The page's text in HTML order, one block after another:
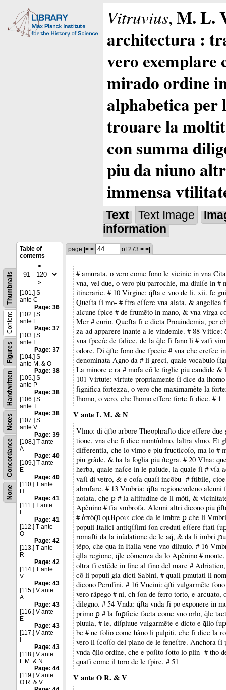
Vitruvius, M. L.
architectura :
vero exemplare
mirado ordine
alphabetica per
trouare la
con summa
piu da niuno
immensa
Text Text Image
information
None
Concordance
Notes
Handwritten
Figures
Content
Thumbnails
Table of
contents
<
>
[101.] S
ante C
Page: 36
[102.] S
ante E
Page: 37
[103.] S
ante I
Page: 37
[104.] S
ante M. & O
Page: 38
[105.] S
ante P
Page: 38
[106.] S
ante T
Page: 38
[107.] S
ante V
Page: 39
[108.] T ante
A
Page: 40
[109.] T ante
E
Page: 40
[110.] T ante
H
Page: 41
[111.] T ante
Page: 41
[112.] T ante
O
Page: 42
[113.] T ante
R
Page: 42
[114.] T ante
V
Page: 43
[115.] V ante
A
Page: 43
[116.] V ante
E
Page: 43
[117.] V ante
Page: 43
[118.] V ante
L M. & N
Page: 44
[119.] V ante
O R. & V
page |< < of 273 > >|
# amurata, o vero come ſono le vicinie in vna
vna, vel due, o vero piu parrochie, ma diuiſe in #
itinerarie. # 10 Virgine: q̃ſta e vno de li. xii. ſe
Queſta ſi mo- # ftra eſſere vna alata, & angelica
alcune ſpice # de frumẽto in mano, & vna virga
Mer # curio. Quefta ſi e dicta Prouindemia, per
za ad apparere inante a le vindemie. # 88 Vitice:
vna ſpecíe de ſalice, de la q̈le ſi fano li # vaſi
odore. Di q̃ſte ſono due ſpecie # vna che creſce
denominata Agno da # li greci, quale vocabulo
La minore e ra # moſa cõ le foglie piu candide &
101 Virtute: virtute propriamente ſi dice da
ſignifica fortezza, o vero che maximamẽte la
lhomo, o vero, che lhomo eſſere forte ſi dice. # 1
V ante L M. & N
Vlmo: di q̃ſto arbore Theophraſto dice eſſere due
tione, vna che ſi dice montíulmo, laltra vlmo. Et
differentia, che lo vlmo e piu fructicoſo, ma lo #
piu grãde, & ha la foglia piu ítegra. # 20 Vlna:
herba, quale naſce in le palude, la quale ſi # vſa
vaſi di vetro, & e coſa quaſi incõbu- # ftibile,
abruſare. # 13 Vmbria: q̃ſta regionevoleno alcuni
noíata, che ꝑ # la altitudine de li mõti, &
Apẽnino # ſia vmbroſa. Alcuni altri dicono piu
# ἀπὸζῦ ομΒρου: cioe da le imbre ꝑ che li
populi Italici antiꝗſſimi ſon creduti eſſere ftati
romaſti da la inũdatione de le aq̃, & da li imbri
tẽpo, che qua in Italia vene vno diluuio. # 16
q̃lla regione, q̈le cõmenza da lo Apẽnino #
oltra ſi extẽde in fine al ſino del mare #
cõ li populi gia dicti Sabini, # quali ꝑmutati il
dicono Peruſini. # 16 Vncini: q̃ſti vulgarmẽte
vero rãpego # ni, ch ſon de ferro torto, e arcuato,
dilegno. # 54 Vnda: q̃ſta vnda ſi po exponere in
primo ꝑ # la ſuꝑficie facta come vno orlo, q̈le
pluuia, # le, diſpluue vulgarmẽte e dicto e q̃llo
be # ne ſolio come hãno li pulpiti, che ſi dice la
vero il ſcoſſo del plano de le feneſtre. Anchora ſi
vnda q̃llo ordine, che e poſito ſotto lo plin- # tho
quaſi come il toro de le ſpire. # 51
V ante O R. & V